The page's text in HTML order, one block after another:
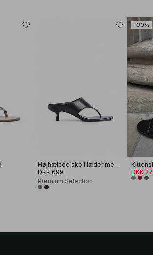
Højhælede sko i læder med brede stropper
DKK 699
Premium Selection
-30%
DKK